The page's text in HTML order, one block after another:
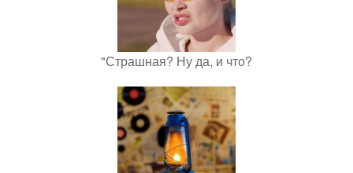
"Страшная? Ну да, и что?